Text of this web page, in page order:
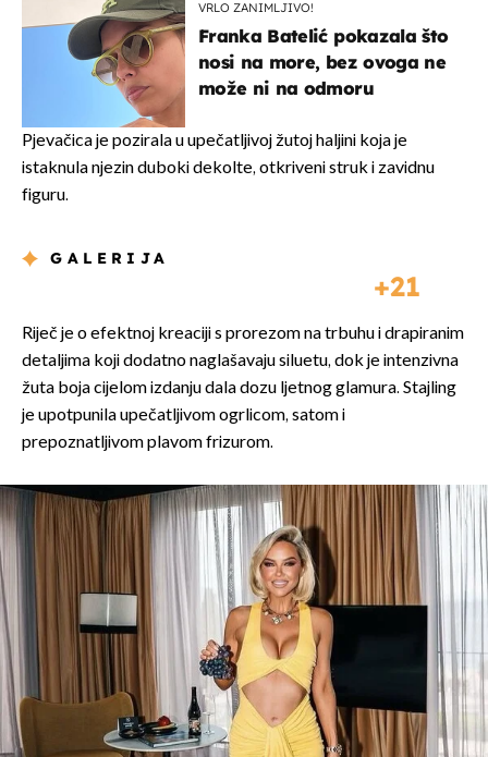
VRLO ZANIMLJIVO!
Franka Batelić pokazala što
nosi na more, bez ovoga ne
može ni na odmoru
Pjevačica je pozirala u upečatljivoj žutoj haljini koja je
istaknula njezin duboki dekolte, otkriveni struk i zavidnu
figuru.
GALERIJA
21
Riječ je o efektnoj kreaciji s prorezom na trbuhu i drapiranim
detaljima koji dodatno naglašavaju siluetu, dok je intenzivna
žuta boja cijelom izdanju dala dozu ljetnog glamura. Stajling
je upotpunila upečatljivom ogrlicom, satom i
prepoznatljivom plavom frizurom.